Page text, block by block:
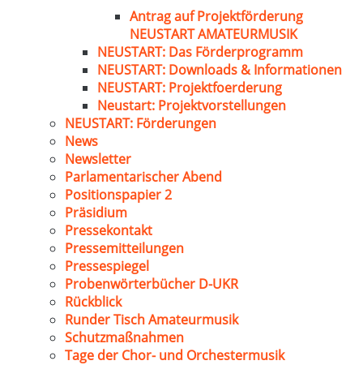
Antrag auf Projektförderung
NEUSTART AMATEURMUSIK
NEUSTART: Das Förderprogramm
NEUSTART: Downloads & Informationen
NEUSTART: Projektfoerderung
Neustart: Projektvorstellungen
NEUSTART: Förderungen
News
Newsletter
Parlamentarischer Abend
Positionspapier 2
Präsidium
Pressekontakt
Pressemitteilungen
Pressespiegel
Probenwörterbücher D-UKR
Rückblick
Runder Tisch Amateurmusik
Schutzmaßnahmen
Tage der Chor- und Orchestermusik